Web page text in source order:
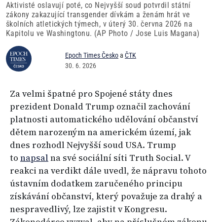
Aktivisté oslavují poté, co Nejvyšší soud potvrdil státní
zákony zakazující transgender dívkám a ženám hrát ve
školních atletických týmech, v úterý 30. června 2026 na
Kapitolu ve Washingtonu. (AP Photo / Jose Luis Magana)
Epoch Times Českoa ČTK
30. 6. 2026
Za velmi špatné pro Spojené státy dnes
prezident Donald Trump označil zachování
platnosti automatického udělování občanství
dětem narozeným na americkém území, jak
dnes rozhodl Nejvyšší soud USA. Trump
to napsalna své sociální síti Truth Social. V
reakci na verdikt dále uvedl, že nápravu tohoto
ústavním dodatkem zaručeného principu
získávání občanství, který považuje za drahý a
nespravedlivý, lze zajistit v Kongresu.